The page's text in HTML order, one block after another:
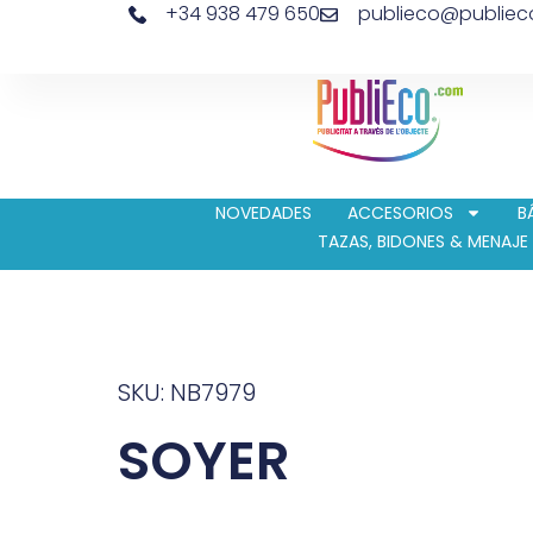
+34 938 479 650
NOVEDADES ACCESORIOS
TAZAS, BIDONES & MENAJE
SKU: NB7979
SOYER